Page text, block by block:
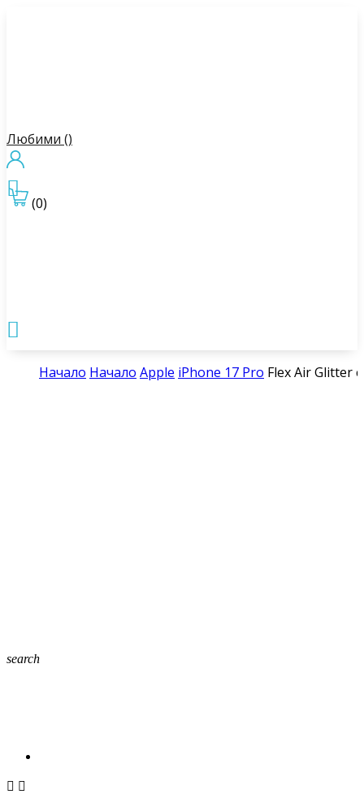
Любими ()
(0)


Начало Начало Apple iPhone 17 Pro Flex Air Glitter
search
 